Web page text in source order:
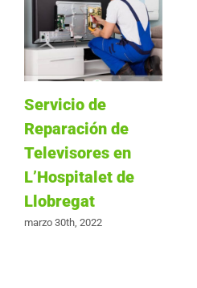
Servicio de
Reparación de
Televisores en
L’Hospitalet de
Llobregat
marzo 30th, 2022